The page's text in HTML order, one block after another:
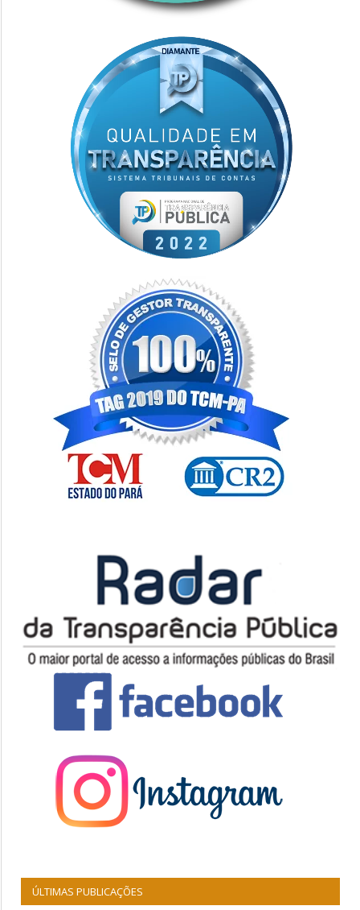
ÚLTIMAS PUBLICAÇÕES